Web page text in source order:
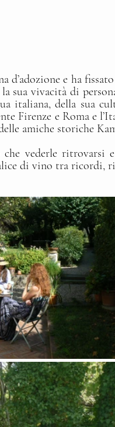
d’adozione e ha
sua vivacità di
italiana, della sua
Firenze e Roma e
amiche storiche
vederle ritrovarsi
di vino tra ricordi,